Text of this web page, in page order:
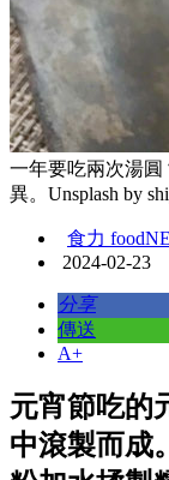
一年要吃兩次湯
異。Unsplash by
食力
2024-02-23
分享
傳送
A+
元宵節吃的
中滾製而成